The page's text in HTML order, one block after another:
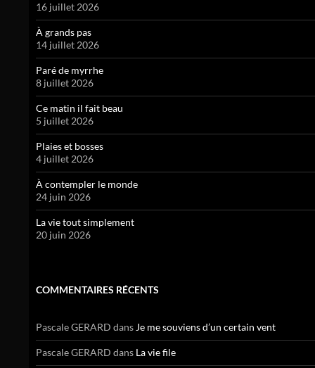
16 juillet 2026
À grands pas
14 juillet 2026
Paré de myrrhe
8 juillet 2026
Ce matin il fait beau
5 juillet 2026
Plaies et bosses
4 juillet 2026
À contempler le monde
24 juin 2026
La vie tout simplement
20 juin 2026
COMMENTAIRES RÉCENTS
Pascale GERARD dans Je me souviens d’un certain vent
Pascale GERARD dans La vie file